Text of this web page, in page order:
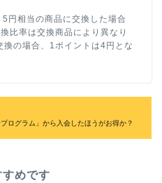
円相当の商品に交換した場合
比率は交換商品により異なり
換の場合、1ポイントは4円とな
ログラム」から入会したほうがお得か？
めです